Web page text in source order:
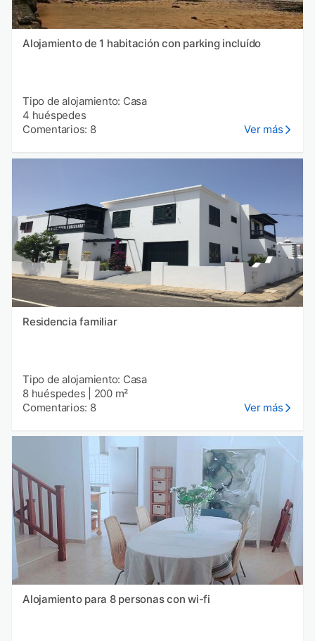
Alojamiento de 1 habitación con parking incluído
Tipo de alojamiento: Casa
4 huéspedes
Comentarios: 8
Ver más
Residencia familiar
Tipo de alojamiento: Casa
8 huéspedes
200 m²
Comentarios: 8
Ver más
Alojamiento para 8 personas con wi-fi